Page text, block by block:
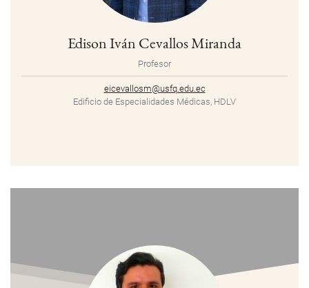
Edison Iván Cevallos Miranda
Profesor
eicevallosm@usfq.edu.ec
Edificio de Especialidades Médicas, HDLV